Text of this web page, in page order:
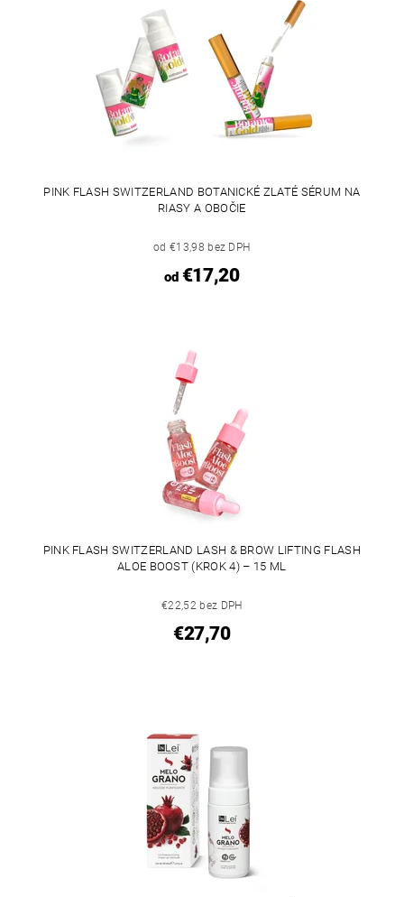
PINK FLASH SWITZERLAND BOTANICKÉ ZLATÉ SÉRUM NA
RIASY A OBOČIE
od €13,98 bez DPH
od€17,20
PINK FLASH SWITZERLAND LASH & BROW LIFTING FLASH
ALOE BOOST (KROK 4) – 15 ML
€22,52 bez DPH
€27,70